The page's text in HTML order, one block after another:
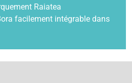
Raiatea
facilement intégrable dans